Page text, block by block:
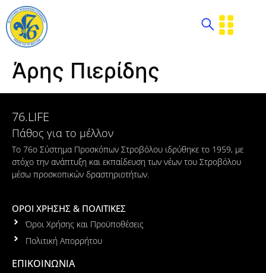
Άρης Πιερίδης
76.LIFE
Πάθος για το μέλλον
Το 76ο Σύστημα Προσκόπων Στροβόλου ιδρύθηκε το 1959, με
στόχο την ανάπτυξη και εκπαίδευση των νέων του Στροβόλου
μέσω προσκοπικών δραστηριοτήτων.
ΟΡΟΙ ΧΡΗΣΗΣ & ΠΟΛΙΤΙΚΕΣ
Όροι Χρήσης και Προϋποθέσεις
Πολιτική Απορρήτου
ΕΠΙΚΟΙΝΩΝΙΑ